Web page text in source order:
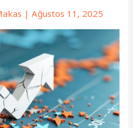
|Ağustos 11, 2025